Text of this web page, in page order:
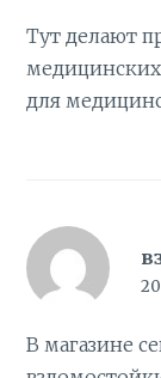
Тут делают
для
В магазине